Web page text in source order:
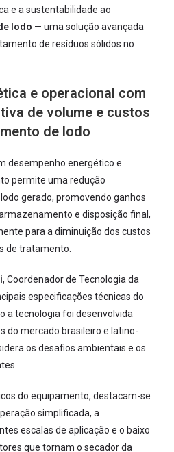
e a sustentabilidade ao
lodo — uma solução avançada
de resíduos sólidos no
e operacional com
de volume e custos
de lodo
desempenho energético e
permite uma redução
gerado, promovendo ganhos
e disposição final,
para a diminuição dos custos
de tratamento.
, Coordenador de Tecnologia da
especificações técnicas do
a tecnologia foi desenvolvida
do mercado brasileiro e latino-
os desafios ambientais e os
do equipamento, destacam-se
simplificada, a
escalas de aplicação e o baixo
que tornam o secador da